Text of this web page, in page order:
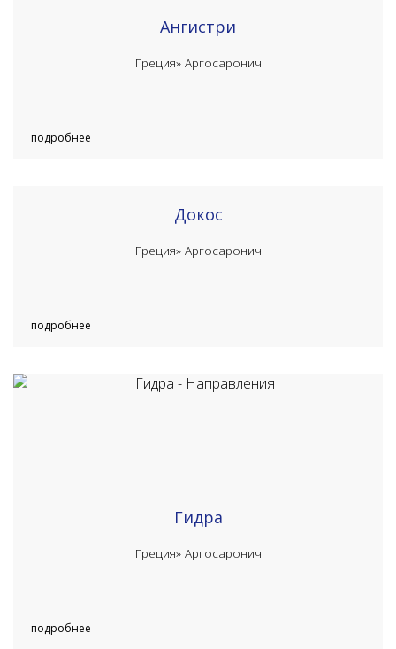
Ангистри
Греция»Аргосаронич
подробнее
Докос
Греция»Аргосаронич
подробнее
Гидра
Греция»Аргосаронич
подробнее